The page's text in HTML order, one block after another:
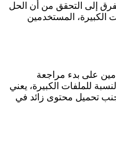
إلى التحقق من أن الحل
الكبيرة، المستخدمين
على بدء مراجعة
للملفات الكبيرة، يعني
تحميل محتوى زائد في